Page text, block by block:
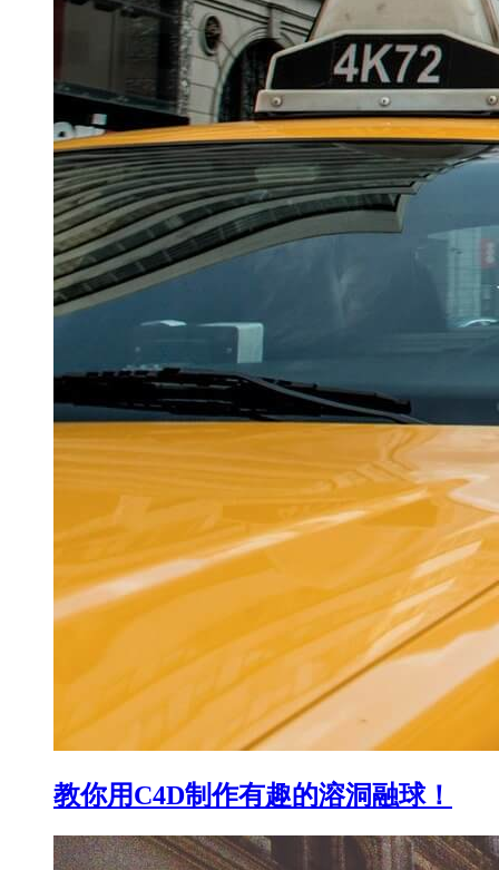
教你用C4D制作有趣的溶洞融球！